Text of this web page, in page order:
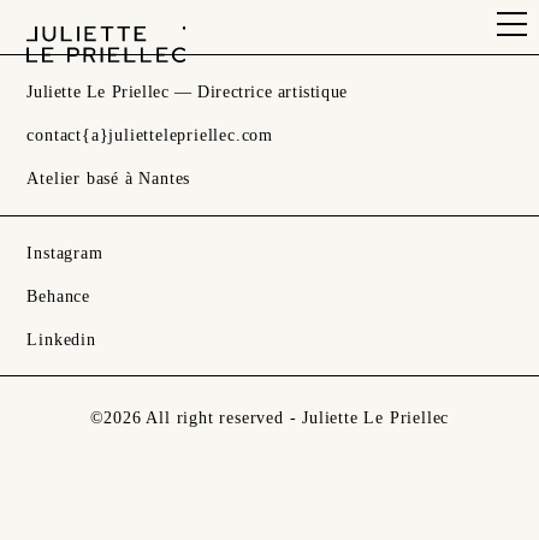
Juliette Le Priellec — Directrice artistique
contact{a}juliettelepriellec.com
Atelier basé à Nantes
Instagram
Behance
Linkedin
©2026 All right reserved - Juliette Le Priellec